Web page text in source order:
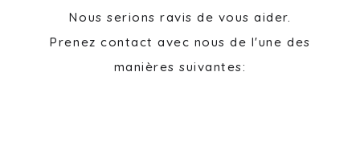
Nous serions ravis de vous aider.
Prenez contact avec nous de l'une des
manières suivantes: